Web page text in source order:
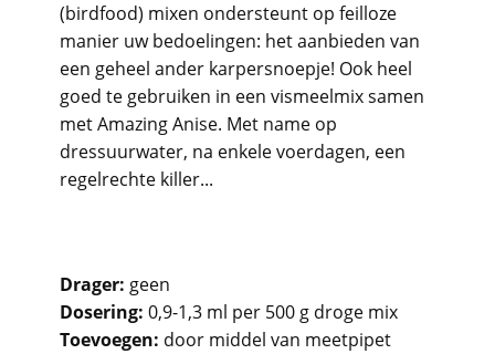
(birdfood) mixen ondersteunt op feilloze
manier uw bedoelingen: het aanbieden van
een geheel ander karpersnoepje! Ook heel
goed te gebruiken in een vismeelmix samen
met Amazing Anise. Met name op
dressuurwater, na enkele voerdagen, een
regelrechte killer...
Drager: geen
Dosering: 0,9-1,3 ml per 500 g droge mix
Toevoegen: door middel van meetpipet